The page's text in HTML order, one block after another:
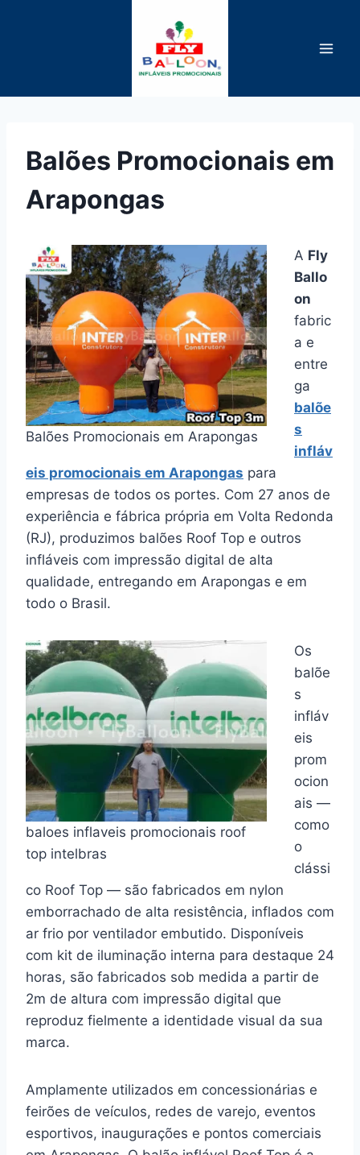
Balões Promocionais em
Arapongas
Balões Promocionais em Arapongas
A Fly
Ballo
on
fabric
a e
entre
ga
balõe
s
infláv
eis promocionais em Arapongas para
empresas de todos os portes. Com 27 anos de
experiência e fábrica própria em Volta Redonda
(RJ), produzimos balões Roof Top e outros
infláveis com impressão digital de alta
qualidade, entregando em Arapongas e em
todo o Brasil.
baloes inflaveis promocionais roof
top intelbras
Os
balõe
s
infláv
eis
prom
ocion
ais —
como
o
clássi
co Roof Top — são fabricados em nylon
emborrachado de alta resistência, inflados com
ar frio por ventilador embutido. Disponíveis
com kit de iluminação interna para destaque 24
horas, são fabricados sob medida a partir de
2m de altura com impressão digital que
reproduz fielmente a identidade visual da sua
marca.
Amplamente utilizados em concessionárias e
feirões de veículos, redes de varejo, eventos
esportivos, inaugurações e pontos comerciais